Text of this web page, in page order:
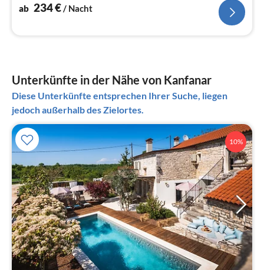
ab 234€/ Nacht
Unterkünfte in der Nähe von Kanfanar
Diese Unterkünfte entsprechen Ihrer Suche, liegen
jedoch außerhalb des Zielortes.
10%